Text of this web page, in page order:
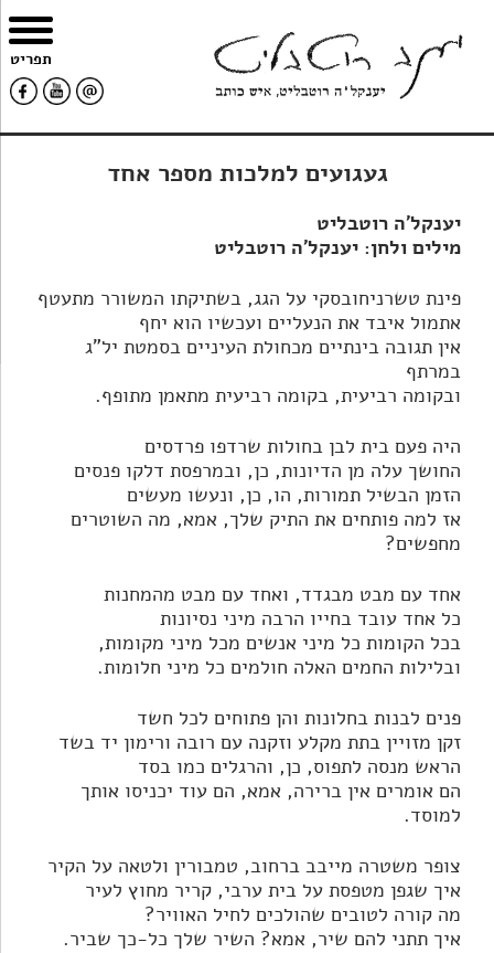
הצהרת
עבור
געגועים למלכות מספר אחד
יענקל'ה רוטבליט
מילים ולחן: יענקל'ה רוטבליט
פינת טשרניחובסקי על הגג, בשתיקתו המשורר מתעטף
אתמול איבד את הנעליים ועכשיו הוא יחף
אין תגובה בינתיים מכחולת העיניים בסמטת יל"ג
במרתף
ובקומה רביעית, בקומה רביעית מתאמן מתופף.
היה פעם בית לבן בחולות שרדפו פרדסים
החושך עלה מן הדיונות, כן, ובמרפסת דלקו פנסים
הזמן הבשיל תמורות, הו, כן, ונעשו מעשים
אז למה פותחים את התיק שלך, אמא, מה השוטרים
מחפשים?
אחד עם מבט מבגדד, ואחד עם מבט מהמחנות
כל אחד עובד בחייו הרבה מיני נסיונות
בכל הקומות כל מיני אנשים מכל מיני מקומות,
ובלילות החמים האלה חולמים כל מיני חלומות.
פנים לבנות בחלונות והן פתוחים לכל חשד
זקן מזויין בתת מקלע וזקנה עם רובה ורימון יד בשד
הראש מנסה לתפוס, כן, והרגלים כמו בסד
הם אומרים אין ברירה, אמא, הם עוד יכניסו אותך
למוסד.
צופר משטרה מייבב ברחוב, טמבורין ולטאה על הקיר
איך שגפן מטפסת על בית ערבי, קריר מחוץ לעיר
מה קורה לטובים שהולכים לחיל האוויר?
איך תתני להם שיר, אמא? השיר שלך כל-כך שביר.
תפריט